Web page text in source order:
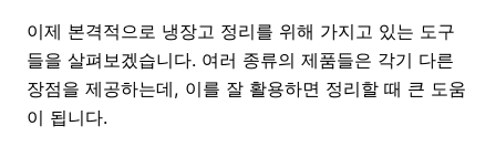
이제 본격적으로 냉장고 정리를 위해 가지고 있는 도구
들을 살펴보겠습니다. 여러 종류의 제품들은 각기 다른
장점을 제공하는데, 이를 잘 활용하면 정리할 때 큰 도움
이 됩니다.